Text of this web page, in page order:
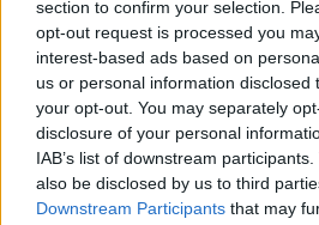
section to confirm your selection.
opt-out request is processed you
interest-based ads based on
us or personal information disclosed
your opt-out. You may separately
disclosure of your personal
IAB’s list of downstream
also be disclosed by us to third
Downstream Participants that may